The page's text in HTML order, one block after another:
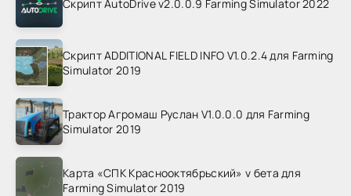
Скрипт AutoDrive v2.0.0.9 Farming Simulator 2022
Скрипт ADDITIONAL FIELD INFO V1.0.2.4 для Farming
Simulator 2019
Трактор Агромаш Руслан V1.0.0.0 для Farming
Simulator 2019
Карта «СПК Краснооктябрьский» v бета для
Farming Simulator 2019